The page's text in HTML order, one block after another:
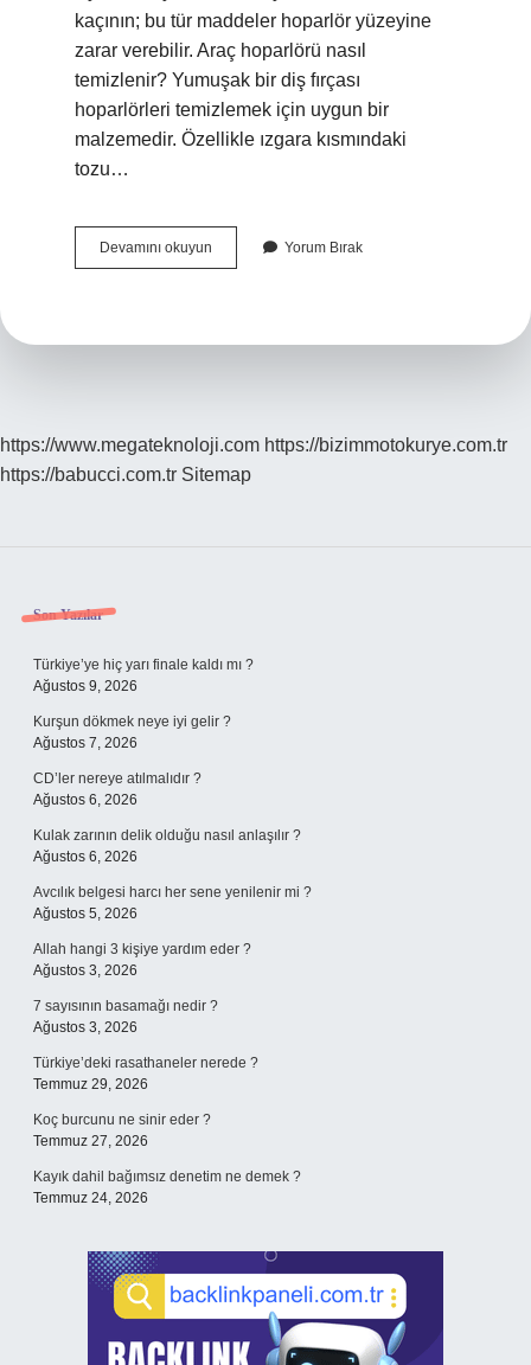
kaçının; bu tür maddeler hoparlör yüzeyine
zarar verebilir. Araç hoparlörü nasıl
temizlenir? Yumuşak bir diş fırçası
hoparlörleri temizlemek için uygun bir
malzemedir. Özellikle ızgara kısmındaki
tozu…
Devamını okuyun Hoparlör
Içi
Yorum Bırak
https://www.megateknoloji.com https://bizimmotokurye.com.tr
https://babucci.com.tr Sitemap
Sidebar
Son Yazılar
Türkiye’ye hiç yarı finale kaldı mı ?
Ağustos 9, 2026
Kurşun dökmek neye iyi gelir ?
Ağustos 7, 2026
CD’ler nereye atılmalıdır ?
Ağustos 6, 2026
Kulak zarının delik olduğu nasıl anlaşılır ?
Ağustos 6, 2026
Avcılık belgesi harcı her sene yenilenir mi ?
Ağustos 5, 2026
Allah hangi 3 kişiye yardım eder ?
Ağustos 3, 2026
7 sayısının basamağı nedir ?
Ağustos 3, 2026
Türkiye’deki rasathaneler nerede ?
Temmuz 29, 2026
Koç burcunu ne sinir eder ?
Temmuz 27, 2026
Kayık dahil bağımsız denetim ne demek ?
Temmuz 24, 2026